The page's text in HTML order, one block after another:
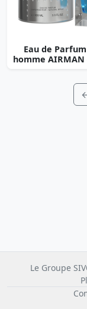
Eau de
homme AIRMAN
Le Groupe